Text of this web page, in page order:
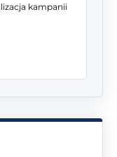
kampanii